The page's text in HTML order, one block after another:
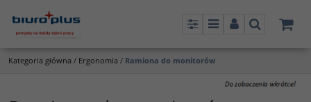
PanelMenuPanelSzukaj
Kategoria główna / Ergonomia / Ramiona do monitorów